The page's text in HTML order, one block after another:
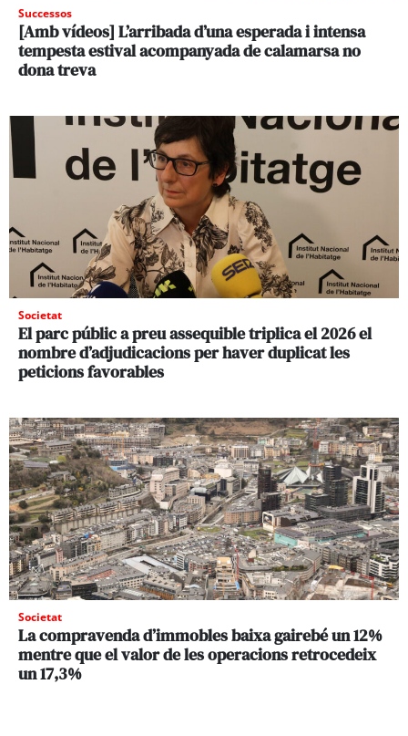
Successos
[Amb vídeos] L’arribada d’una esperada i intensa
tempesta estival acompanyada de calamarsa no
dona treva
Societat
El parc públic a preu assequible triplica el 2026 el
nombre d’adjudicacions per haver duplicat les
peticions favorables
Societat
La compravenda d’immobles baixa gairebé un 12%
mentre que el valor de les operacions retrocedeix
un 17,3%